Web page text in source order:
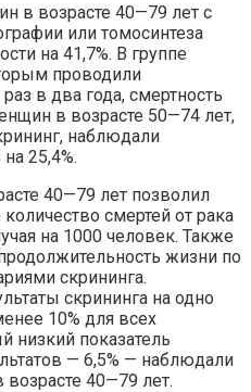
в возрасте 40—79 лет с
или томосинтеза
на 41,7%. В группе
проводили
в два года, смертность
в возрасте 50—74 лет,
наблюдали
25,4%.
40—79 лет позволил
смертей от рака
на 1000 человек. Также
жизни по
скрининга.
скрининга на одно
10% для всех
низкий показатель
— 6,5% — наблюдали
40—79 лет.